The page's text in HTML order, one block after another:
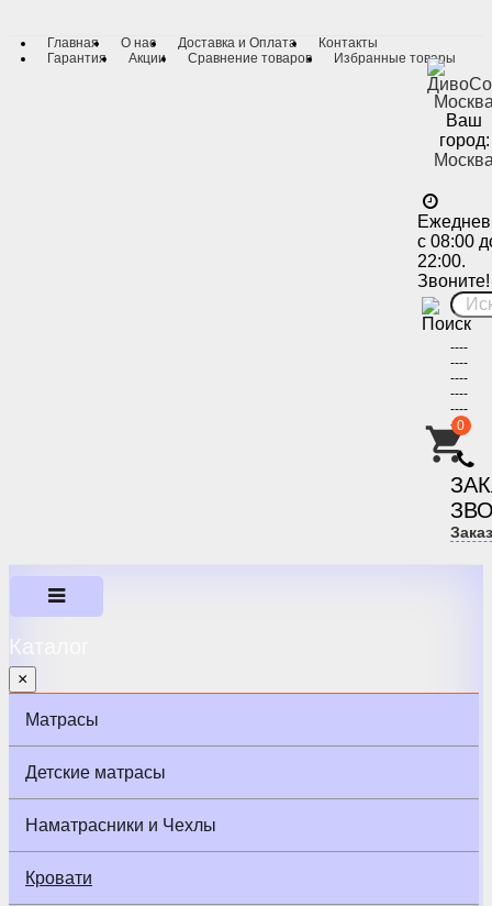
Главная О нас Доставка и Оплата
Контакты
Гарантия
Акции Сравнение товаров Избранные товары
Ваш
город:
с 08:00
22:00.
Звоните!
----
----
----
----
----
----
0
Каталог
×
Матрасы
Детские матрасы
Наматрасники и Чехлы
Кровати